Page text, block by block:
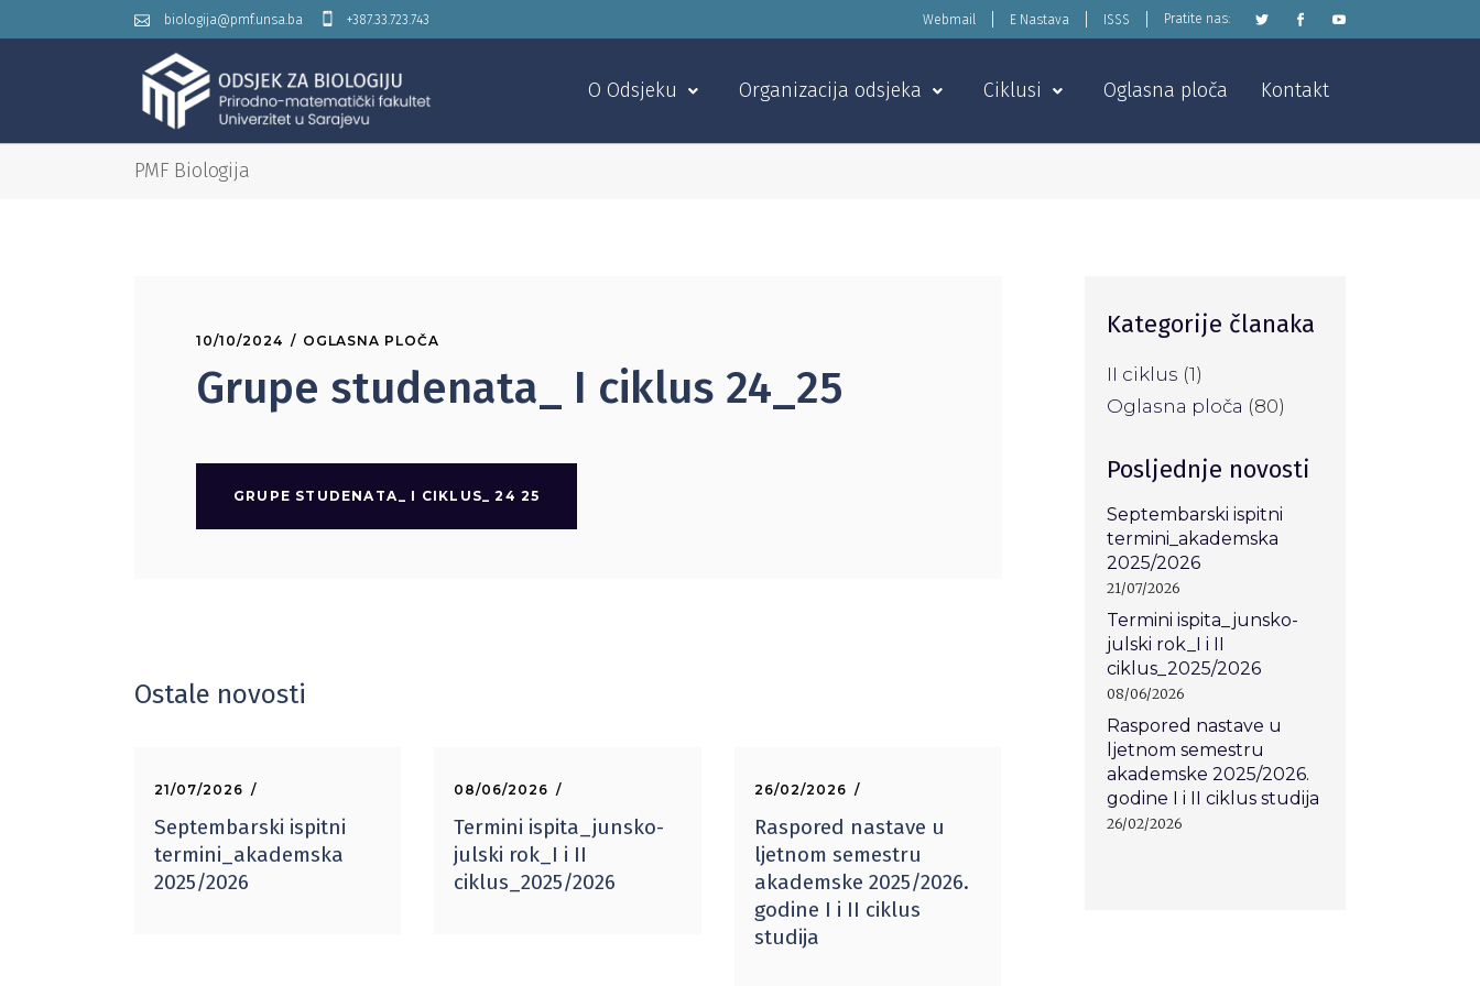
biologija@pmf.unsa.ba +387.33.723.743 Webmail E Nastava ISSS Pratite nas:
O Odsjeku Organizacija odsjeka Ciklusi Oglasna ploča Kontakt
PMF Biologija
10/10/2024 OGLASNA PLOČA
Grupe studenata_ I ciklus 24_25
GRUPE STUDENATA_ I CIKLUS_ 24 25
Ostale novosti
21/07/2026
Septembarski ispitni
termini_akademska
2025/2026
08/06/2026
Termini ispita_junsko-
julski rok_I i II
ciklus_2025/2026
26/02/2026
Raspored nastave u
ljetnom semestru
akademske 2025/2026.
godine I i II ciklus
studija
Kategorije članaka
II ciklus (1)
Oglasna ploča (80)
Posljednje novosti
Septembarski ispitni
termini_akademska
2025/2026
21/07/2026
Termini ispita_junsko-
julski rok_I i II
ciklus_2025/2026
08/06/2026
Raspored nastave u
ljetnom semestru
akademske 2025/2026.
godine I i II ciklus studija
26/02/2026